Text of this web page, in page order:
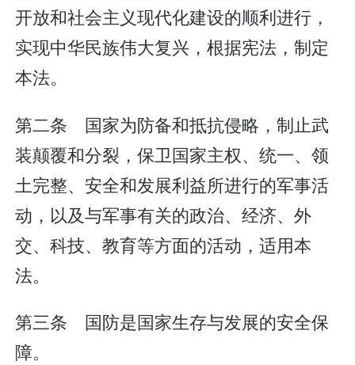
开放和社会主义现代化建设的顺利进行，
实现中华民族伟大复兴，根据宪法，制定
本法。
第二条 国家为防备和抵抗侵略，制止武
装颠覆和分裂，保卫国家主权、统一、领
土完整、安全和发展利益所进行的军事活
动，以及与军事有关的政治、经济、外
交、科技、教育等方面的活动，适用本
法。
第三条 国防是国家生存与发展的安全保
障。